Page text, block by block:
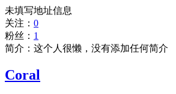
未填写地址信息
关注： 0
粉丝： 1
简介：这个人很懒，没有添加任何简介
Coral